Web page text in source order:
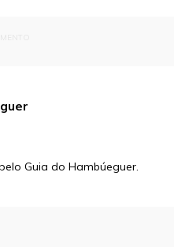
Guia do Hambúeguer.